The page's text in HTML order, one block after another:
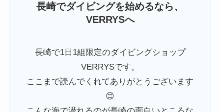
長崎でダイビングを始めるなら、
VERRYSへ
長崎で1日1組限定のダイビングショップ
VERRYSです。
ここまで読んでくれてありがとうございます
😊